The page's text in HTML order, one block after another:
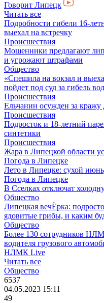
Говорит Липецк
Читать все
Подробности гибели 16-
выехал на встречку
Происшествия
Мошенники предлагают
и угрожают штрафами
Общество
«Спешила на вокзал и
пойдет под суд за гибель
Происшествия
Ельчанин осужден за кражу
Происшествия
Подросток и 18-летний
синтетики
Происшествия
Жара в Липецкой области
Погода в Липецке
Лето в Липецке: сухой
Погода в Липецке
В Сселках отключат
Общество
Липецкая вечЁрка:
ядовитые грибы, и каким
Общество
Более 130 сотрудников
водителя грузового
НЛМК Live
Читать все
Общество
6537
04.05.2023 15:11
49